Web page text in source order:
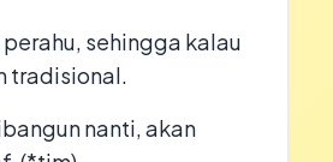
sehingga kalau
tradisional.
nanti, akan